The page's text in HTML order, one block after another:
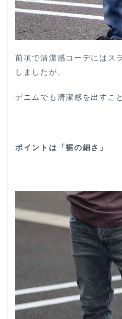
前項で清潔感コーデにはス
しましたが、
デニムでも清潔感を出すこ
ポイントは「裾の細さ」